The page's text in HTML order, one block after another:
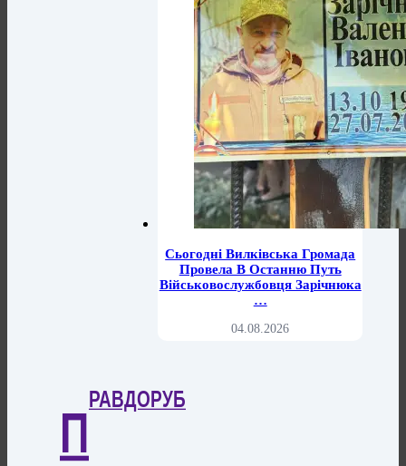
Сьогодні Вилківська Громада
Провела В Останню Путь
Військовослужбовця Зарічнюка
…
04.08.2026
П
РАВДОРУБ